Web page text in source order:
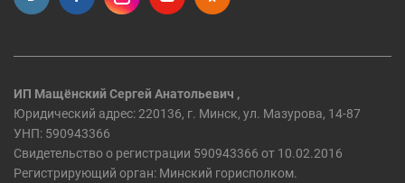
ИП Мащёнский Сергей Анатольевич ,
Юридический адрес: 220136, г. Минск, ул. Мазурова, 14-87
УНП: 590943366
Свидетельство о регистрации 590943366 от 10.02.2016
Регистрирующий орган: Минский горисполком.